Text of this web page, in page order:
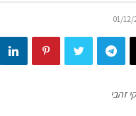
01/12/
זהבי